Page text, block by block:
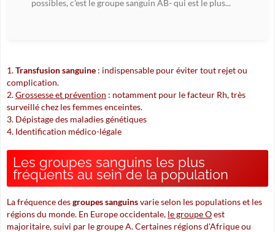
possibles, c'est le groupe sanguin AB- qui est le plus...
Transfusion sanguine : indispensable pour éviter tout rejet ou
complication.
Grossesse et prévention : notamment pour le facteur Rh, très
surveillé chez les femmes enceintes.
Dépistage des maladies génétiques
Identification médico-légale
Les groupes sanguins les plus
fréquents au sein de la population
La fréquence desgroupes sanguinsvarie selon les populations et les
régions du monde. En Europe occidentale, le groupe Oest
majoritaire, suivi par le groupe A. Certaines régions d'Afrique ou